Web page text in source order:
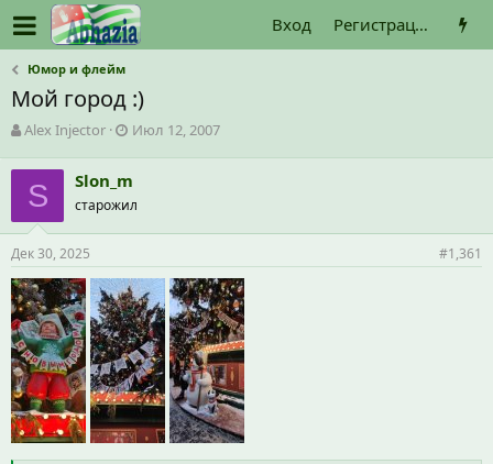
Вход Регистрация
Юмор и флейм
Мой город :)
А
т
о
р
т
е
м
ы
Alex Injector
Д
а
н
а
л
а
Июл 12, 2007
S Slon_m
старожил
Дек 30, 2025 #1,361